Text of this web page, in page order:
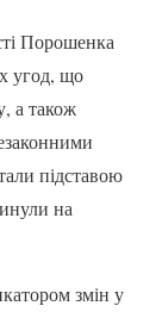
Порошенка
угод, що
а також
підставою
на
змін у